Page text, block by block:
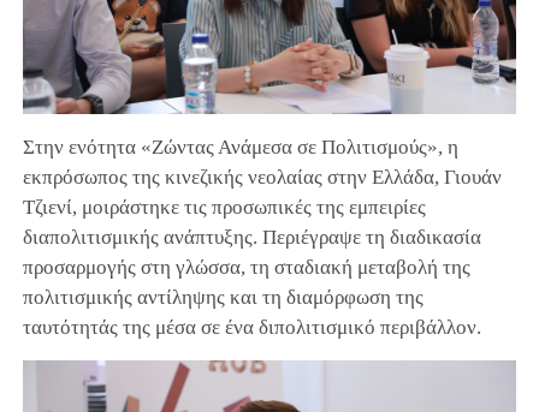
Στην ενότητα «Ζώντας Ανάμεσα σε Πολιτισμούς», η
εκπρόσωπος της κινεζικής νεολαίας στην Ελλάδα, Γιουάν
Τζιενί, μοιράστηκε τις προσωπικές της εμπειρίες
διαπολιτισμικής ανάπτυξης. Περιέγραψε τη διαδικασία
προσαρμογής στη γλώσσα, τη σταδιακή μεταβολή της
πολιτισμικής αντίληψης και τη διαμόρφωση της
ταυτότητάς της μέσα σε ένα διπολιτισμικό περιβάλλον.